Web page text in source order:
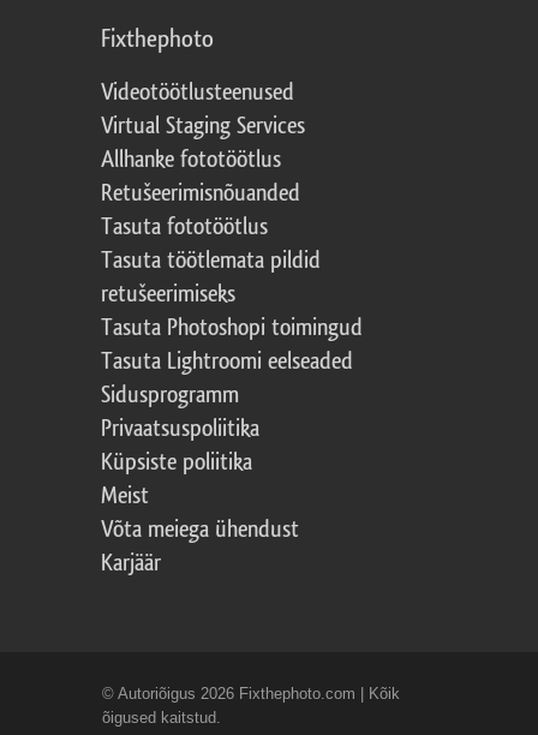
Fixthephoto
Videotöötlusteenused
Virtual Staging Services
Allhanke fototöötlus
Retušeerimisnõuanded
Tasuta fototöötlus
Tasuta töötlemata pildid
retušeerimiseks
Tasuta Photoshopi toimingud
Tasuta Lightroomi eelseaded
Sidusprogramm
Privaatsuspoliitika
Küpsiste poliitika
Meist
Võta meiega ühendust
Karjäär
© Autoriõigus 2026 Fixthephoto.com | Kõik
õigused kaitstud.